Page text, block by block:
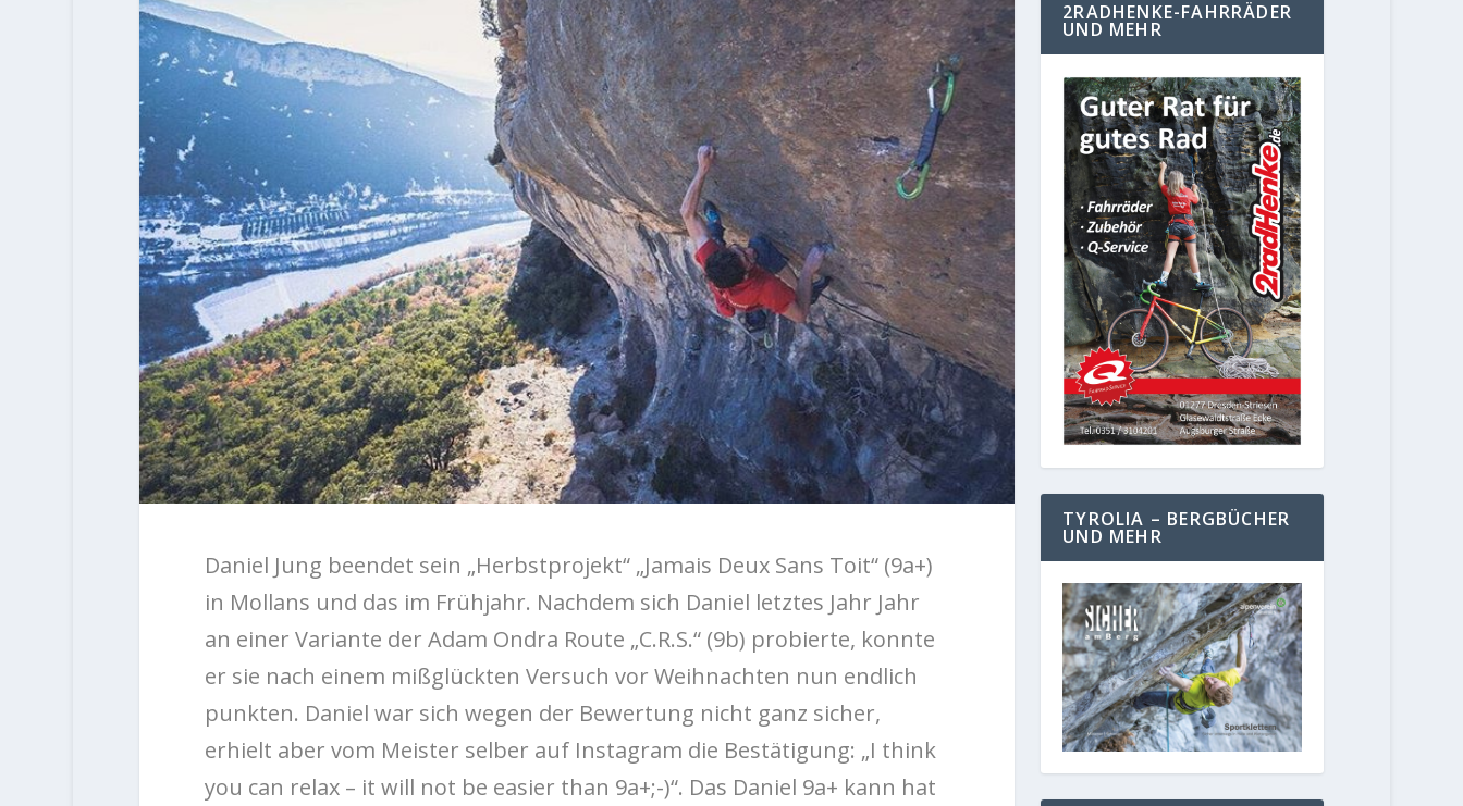
Daniel Jung beendet sein „Herbstprojekt“ „Jamais Deux Sans Toit“ (9a+)
in Mollans und das im Frühjahr. Nachdem sich Daniel letztes Jahr Jahr
an einer Variante der Adam Ondra Route „C.R.S.“ (9b) probierte, konnte
er sie nach einem mißglückten Versuch vor Weihnachten nun endlich
punkten. Daniel war sich wegen der Bewertung nicht ganz sicher,
erhielt aber vom Meister selber auf Instagram die Bestätigung: „I think
you can relax – it will not be easier than 9a+;-)“. Das Daniel 9a+ kann hat
2RADHENKE-FAHRRÄDER
UND MEHR
TYROLIA – BERGBÜCHER
UND MEHR